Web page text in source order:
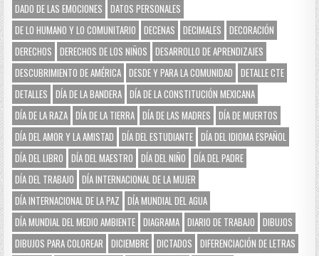
DADO DE LAS EMOCIONES
DATOS PERSONALES
DE LO HUMANO Y LO COMUNITARIO
DECENAS DECIMALES
DECORACIÓN
DERECHOS
DERECHOS DE LOS NIÑOS
DESARROLLO DE APRENDIZAJES
DESCUBRIMIENTO DE AMÉRICA DESDE Y PARA LA COMUNIDAD
DETALLE CTE
DETALLES
DÍA DE LA BANDERA DÍA DE LA CONSTITUCIÓN MEXICANA
DÍA DE LA RAZA DÍA DE LA TIERRA DÍA DE LAS MADRES
DÍA DE MUERTOS
DÍA DEL AMOR Y LA AMISTAD
DÍA DEL ESTUDIANTE DÍA DEL IDIOMA ESPAÑOL
DÍA DEL LIBRO
DÍA DEL MAESTRO DÍA DEL NIÑO
DÍA DEL PADRE
DÍA DEL TRABAJO
DÍA INTERNACIONAL DE LA MUJER
DÍA INTERNACIONAL DE LA PAZ
DÍA MUNDIAL DEL AGUA
DÍA MUNDIAL DEL MEDIO AMBIENTE DIAGRAMA DIARIO DE TRABAJO
DIBUJOS
DIBUJOS PARA COLOREAR
DICIEMBRE DICTADOS
DIFERENCIACIÓN DE LETRAS